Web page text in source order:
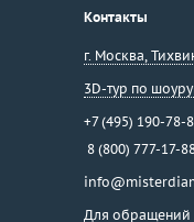
Контакты
г. Москва,
3D-тур по
+7 (495) 190-78-
8 (800) 777-17-
Для обращений